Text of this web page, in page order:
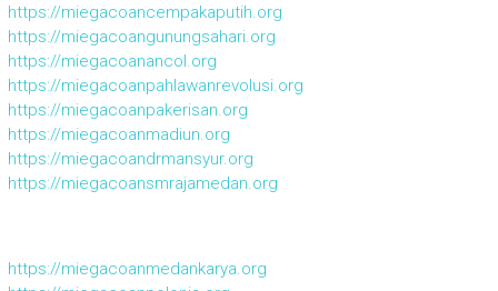
https://miegacoancempakaputih.org
https://miegacoangunungsahari.org
https://miegacoanancol.org
https://miegacoanpahlawanrevolusi.org
https://miegacoanpakerisan.org
https://miegacoanmadiun.org
https://miegacoandrmansyur.org
https://miegacoansmrajamedan.org
https://miegacoanmedankarya.org